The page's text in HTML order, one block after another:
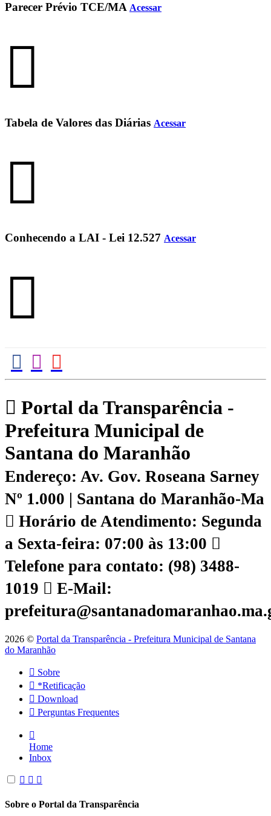
Parecer Prévio TCE/MA Acessar
Tabela de Valores das Diárias Acessar
Conhecendo a LAI - Lei 12.527 Acessar
Portal da Transparência -
Prefeitura Municipal de
Santana do Maranhão
Endereço: Av. Gov. Roseana Sarney
Nº 1.000 | Santana do Maranhão-Ma
Horário de Atendimento: Segunda
a Sexta-feira: 07:00 às 13:00
Telefone para contato: (98) 3488-
1019
E-Mail:
2026 © Portal da Transparência - Prefeitura Municipal de Santana
do Maranhão
Sobre
*Retificação
Download
Perguntas Frequentes
Home
Inbox
Sobre o Portal da Transparência